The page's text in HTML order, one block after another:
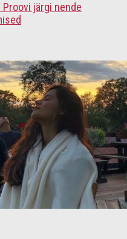
järgi nende